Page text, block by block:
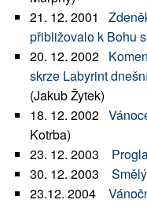
21. 12. 2001
přibližovalo k Bohu
20. 12. 2002
skrze Labyrint
(Jakub Žytek)
18. 12. 2002
Kotrba)
23. 12. 2003
30. 12. 2003
23.12. 2004